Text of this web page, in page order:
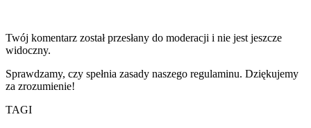
Twój komentarz został przesłany do moderacji i nie jest jeszcze
widoczny.
Sprawdzamy, czy spełnia zasady naszego regulaminu. Dziękujemy
za zrozumienie!
TAGI